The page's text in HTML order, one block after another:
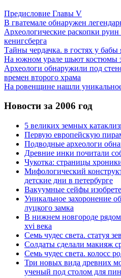
Предисловие Главы V
В гватемале обнаружен
Археологические раскопки руин
кенигсберга
Тайны чердачка. в гостях у бабы
На южном урале шьют костюмы
Археологи обнаружили под
времен второго храма
На ровенщине нашли
Новости за 2006 год
5 великих земных
Первую европейскую
Подводные археологи
Древние инки почитали
Чукотка: страницы
Мифологический
детские дни в петербурге
Вакуумные сейфы
Уникальное захоронение
луцкого замка
В нижнем новгороде рядом
xvi века
Семь чудес света. статуя
Солдаты сделали макияж
Семь чудес света. колосс
Три новых вида древних
ученый под столом для